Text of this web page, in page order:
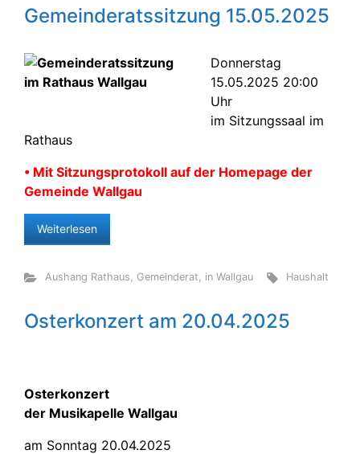
Gemeinderatssitzung 15.05.2025
Donnerstag
15.05.2025 20:00
Uhr
im Sitzungssaal im
Rathaus
• Mit Sitzungsprotokoll auf der Homepage der
Gemeinde Wallgau
Weiterlesen
Aushang Rathaus, Gemeinderat, in Wallgau Haushalt
Osterkonzert am 20.04.2025
Osterkonzert
der Musikapelle Wallgau
am Sonntag 20.04.2025